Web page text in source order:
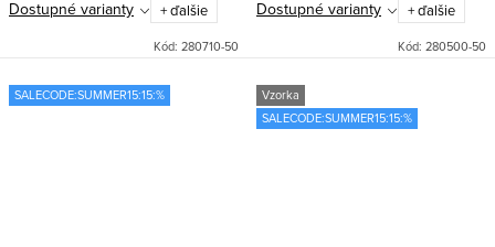
Dostupné varianty + ďalšie
Kód: 280710-50
Dostupné varianty + ďalšie
Kód: 280500-50
SALECODE:SUMMER15:15:%
Vzorka
SALECODE:SUMMER15:15:%